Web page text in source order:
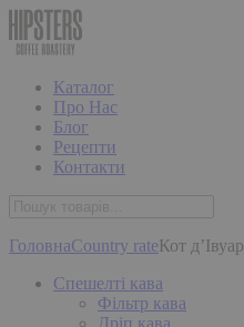
Каталог
Про Нас
Блог
Рецепти
Контакти
ГоловнаCountry rateКот д’Івуар
Спешелті кава
Фільтр кава
Дріп кава